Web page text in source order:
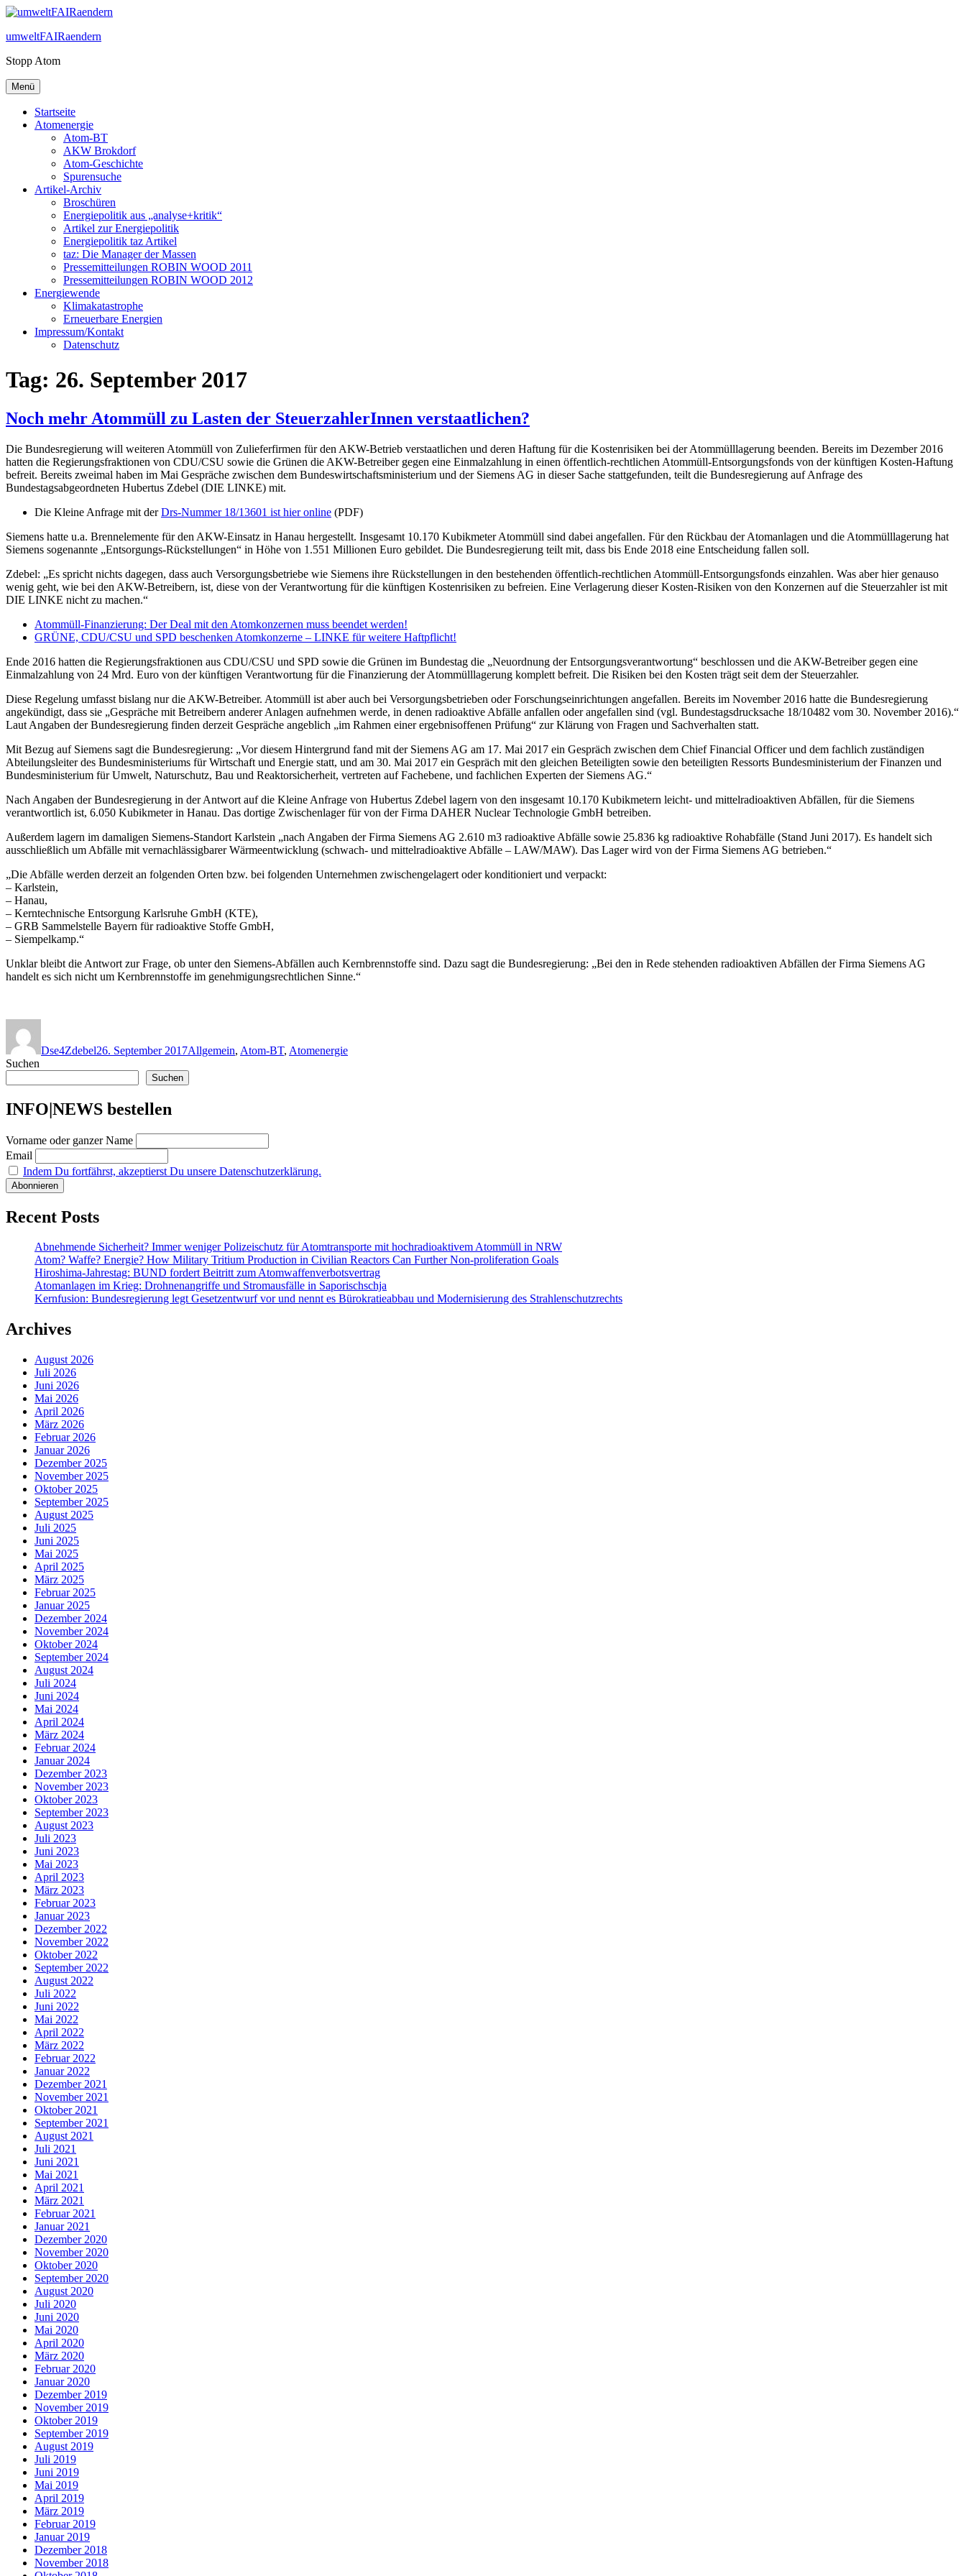
Zum
springen
umweltFAIRaendern
Stopp Atom
Menü
Startseite
Atomenergie
Atom-BT
AKW Brokdorf
Atom-Geschichte
Spurensuche
Artikel-Archiv
Broschüren
Energiepolitik aus „analyse+kritik“
Artikel zur Energiepolitik
Energiepolitik taz Artikel
taz: Die Manager der Massen
Pressemitteilungen ROBIN WOOD 2011
Pressemitteilungen ROBIN WOOD 2012
Energiewende
Klimakatastrophe
Erneuerbare Energien
Impressum/Kontakt
Datenschutz
Tag: 26. September 2017
Noch mehr Atommüll zu Lasten der SteuerzahlerInnen verstaatlichen?
Die Bundesregierung will weiteren Atommüll von Zulieferfirmen für den AKW-Betrieb verstaatlichen und deren Haftung für die Kostenrisiken bei der Atommülllagerung beenden. Bereits im Dezember 2016
hatten die Regierungsfraktionen von CDU/CSU sowie die Grünen die AKW-Betreiber gegen eine Einmalzahlung in einen öffentlich-rechtlichen Atommüll-Entsorgungsfonds von der künftigen Kosten-Haftung
befreit. Bereits zweimal haben im Mai Gespräche zwischen dem Bundeswirtschaftsministerium und der Siemens AG in dieser Sache stattgefunden, teilt die Bundesregierung auf Anfrage des
Bundestagsabgeordneten Hubertus Zdebel (DIE LINKE) mit.
Die Kleine Anfrage mit derDrs-Nummer 18/13601 ist hier online (PDF)
Siemens hatte u.a. Brennelemente für den AKW-Einsatz in Hanau hergestellt. Insgesamt 10.170 Kubikmeter Atommüll sind dabei angefallen. Für den Rückbau der Atomanlagen und die Atommülllagerung hat
Siemens sogenannte „Entsorgungs-Rückstellungen“ in Höhe von 1.551 Millionen Euro gebildet. Die Bundesregierung teilt mit, dass bis Ende 2018 eine Entscheidung fallen soll.
Zdebel: „Es spricht nichts dagegen, dass auch Versorgungsbetriebe wie Siemens ihre Rückstellungen in den bestehenden öffentlich-rechtlichen Atommüll-Entsorgungsfonds einzahlen. Was aber hier genauso
wenig geht, wie bei den AKW-Betreibern, ist, diese von der Verantwortung für die künftigen Kostenrisiken zu befreien. Eine Verlagerung dieser Kosten-Risiken von den Konzernen auf die Steuerzahler ist mit
DIE LINKE nicht zu machen.“
Atommüll-Finanzierung: Der Deal mit den Atomkonzernen muss beendet werden!
GRÜNE, CDU/CSU und SPD beschenken Atomkonzerne – LINKE für weitere Haftpflicht!
Ende 2016 hatten die Regierungsfraktionen aus CDU/CSU und SPD sowie die Grünen im Bundestag die „Neuordnung der Entsorgungsverantwortung“ beschlossen und die AKW-Betreiber gegen eine
Einmalzahlung von 24 Mrd. Euro von der künftigen Verantwortung für die Finanzierung der Atommülllagerung komplett befreit. Die Risiken bei den Kosten trägt seit dem der Steuerzahler.
Diese Regelung umfasst bislang nur die AKW-Betreiber. Atommüll ist aber auch bei Versorgungsbetrieben oder Forschungseinrichtungen angefallen. Bereits im November 2016 hatte die Bundesregierung
angekündigt, dass sie „Gespräche mit Betreibern anderer Anlagen aufnehmen werde, in denen radioaktive Abfälle anfallen oder angefallen sind (vgl. Bundestagsdrucksache 18/10482 vom 30. November 2016).“
Laut Angaben der Bundesregierung finden derzeit Gespräche angeblich „im Rahmen einer ergebnisoffenen Prüfung“ zur Klärung von Fragen und Sachverhalten statt.
Mit Bezug auf Siemens sagt die Bundesregierung: „Vor diesem Hintergrund fand mit der Siemens AG am 17. Mai 2017 ein Gespräch zwischen dem Chief Financial Officer und dem fachlich zuständigen
Abteilungsleiter des Bundesministeriums für Wirtschaft und Energie statt, und am 30. Mai 2017 ein Gespräch mit den gleichen Beteiligten sowie den beteiligten Ressorts Bundesministerium der Finanzen und
Bundesministerium für Umwelt, Naturschutz, Bau und Reaktorsicherheit, vertreten auf Fachebene, und fachlichen Experten der Siemens AG.“
Nach Angaben der Bundesregierung in der Antwort auf die Kleine Anfrage von Hubertus Zdebel lagern von den insgesamt 10.170 Kubikmetern leicht- und mittelradioaktiven Abfällen, für die Siemens
verantwortlich ist, 6.050 Kubikmeter in Hanau. Das dortige Zwischenlager für von der Firma DAHER Nuclear Technologie GmbH betreiben.
Außerdem lagern im damaligen Siemens-Standort Karlstein „nach Angaben der Firma Siemens AG 2.610 m3 radioaktive Abfälle sowie 25.836 kg radioaktive Rohabfälle (Stand Juni 2017). Es handelt sich
ausschließlich um Abfälle mit vernachlässigbarer Wärmeentwicklung (schwach- und mittelradioaktive Abfälle – LAW/MAW). Das Lager wird von der Firma Siemens AG betrieben.“
„Die Abfälle werden derzeit an folgenden Orten bzw. bei folgenden Unternehmen zwischengelagert oder konditioniert und verpackt:
– Karlstein,
– Hanau,
– Kerntechnische Entsorgung Karlsruhe GmbH (KTE),
– GRB Sammelstelle Bayern für radioaktive Stoffe GmbH,
– Siempelkamp.“
Unklar bleibt die Antwort zur Frage, ob unter den Siemens-Abfällen auch Kernbrennstoffe sind. Dazu sagt die Bundesregierung: „Bei den in Rede stehenden radioaktiven Abfällen der Firma Siemens AG
handelt es sich nicht um Kernbrennstoffe im genehmigungsrechtlichen Sinne.“
Dse4Zdebel26. September 2017Allgemein, Atom-BT, Atomenergie
Suchen
Suchen
INFO|NEWS bestellen
Vorname oder ganzer Name
Email
Indem Du fortfährst, akzeptierst Du unsere Datenschutzerklärung.
Recent Posts
Abnehmende Sicherheit? Immer weniger Polizeischutz für Atomtransporte mit hochradioaktivem Atommüll in NRW
Atom? Waffe? Energie? How Military Tritium Production in Civilian Reactors Can Further Non-proliferation Goals
Hiroshima-Jahrestag: BUND fordert Beitritt zum Atomwaffenverbotsvertrag
Atomanlagen im Krieg: Drohnenangriffe und Stromausfälle in Saporischschja
Kernfusion: Bundesregierung legt Gesetzentwurf vor und nennt es Bürokratieabbau und Modernisierung des Strahlenschutzrechts
Archives
August 2026
Juli 2026
Juni 2026
Mai 2026
April 2026
März 2026
Februar 2026
Januar 2026
Dezember 2025
November 2025
Oktober 2025
September 2025
August 2025
Juli 2025
Juni 2025
Mai 2025
April 2025
März 2025
Februar 2025
Januar 2025
Dezember 2024
November 2024
Oktober 2024
September 2024
August 2024
Juli 2024
Juni 2024
Mai 2024
April 2024
März 2024
Februar 2024
Januar 2024
Dezember 2023
November 2023
Oktober 2023
September 2023
August 2023
Juli 2023
Juni 2023
Mai 2023
April 2023
März 2023
Februar 2023
Januar 2023
Dezember 2022
November 2022
Oktober 2022
September 2022
August 2022
Juli 2022
Juni 2022
Mai 2022
April 2022
März 2022
Februar 2022
Januar 2022
Dezember 2021
November 2021
Oktober 2021
September 2021
August 2021
Juli 2021
Juni 2021
Mai 2021
April 2021
März 2021
Februar 2021
Januar 2021
Dezember 2020
November 2020
Oktober 2020
September 2020
August 2020
Juli 2020
Juni 2020
Mai 2020
April 2020
März 2020
Februar 2020
Januar 2020
Dezember 2019
November 2019
Oktober 2019
September 2019
August 2019
Juli 2019
Juni 2019
Mai 2019
April 2019
März 2019
Februar 2019
Januar 2019
Dezember 2018
November 2018